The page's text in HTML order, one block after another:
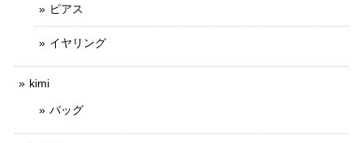
ピアス
イヤリング
kimi
バッグ